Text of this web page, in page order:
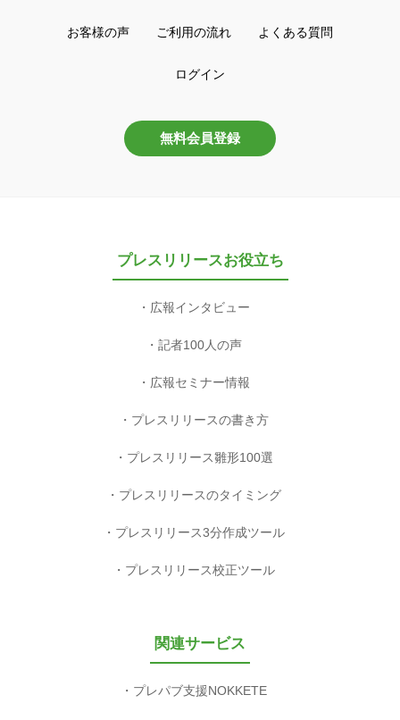
お客様の声 ご利用の流れ よくある質問
ログイン
無料会員登録
プレスリリースお役立ち
広報インタビュー
記者100人の声
広報セミナー情報
プレスリリースの書き方
プレスリリース雛形100選
プレスリリースのタイミング
プレスリリース3分作成ツール
プレスリリース校正ツール
関連サービス
プレパブ支援NOKKETE